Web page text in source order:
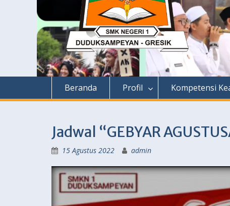
Beranda Profil Kompetensi
Jadwal “GEBYAR
15 Agustus 2022 admin